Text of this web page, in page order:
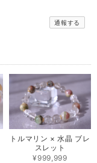
通報する
トルマリン × 水晶 ブレ
スレット
¥999,999